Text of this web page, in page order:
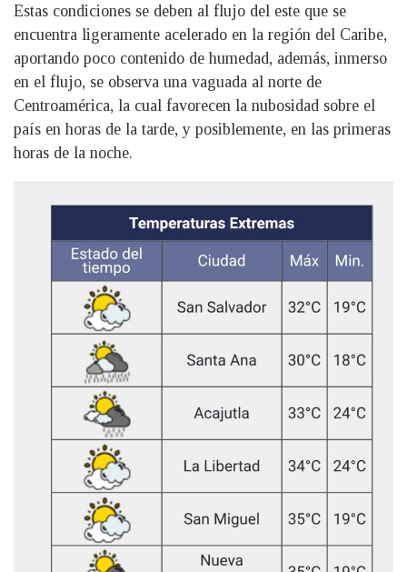
Estas condiciones se deben al flujo del este que se
encuentra ligeramente acelerado en la región del Caribe,
aportando poco contenido de humedad, además, inmerso
en el flujo, se observa una vaguada al norte de
Centroamérica, la cual favorecen la nubosidad sobre el
país en horas de la tarde, y posiblemente, en las primeras
horas de la noche.